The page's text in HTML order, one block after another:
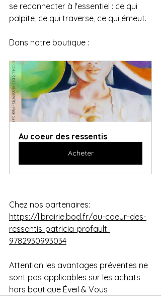
se reconnecter à l'essentiel : ce qui
palpite, ce qui traverse, ce qui émeut.
Dans notre boutique :
Au coeur des ressentis
Acheter
Chez nos partenaires:
https://librairie.bod.fr/au-coeur-des-
ressentis-patricia-profault-
9782930993034
Attention les avantages préventes ne
sont pas applicables sur les achats
hors boutique Éveil & Vous